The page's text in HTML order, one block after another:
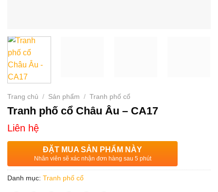
Trang chủ / Sản phẩm / Tranh phố cổ
Tranh phố cổ Châu Âu – CA17
Liên hệ
ĐẶT MUA SẢN PHẨM NÀY
Nhân viên sẽ xác nhận đơn hàng sau 5 phút
Danh mục: Tranh phố cổ